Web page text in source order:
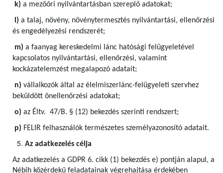
k) a mezőőri nyilvántartásban szereplő adatokat;
l) a talaj, növény, növénytermesztés nyilvántartási, ellenőrzési
és engedélyezési rendszerét;
m) a faanyag kereskedelmi lánc hatósági felügyeletével
kapcsolatos nyilvántartási, ellenőrzési, valamint
kockázatelemzést megalapozó adatait;
n) vállalkozók által az élelmiszerlánc-felügyeleti szervhez
beküldött önellenőrzési adatokat;
o) az Éltv. 47/B. § (12) bekezdés szerinti rendszert;
p) FELIR felhasználók természetes személyazonosító adatait.
Az adatkezelés célja
Az adatkezelés a GDPR 6. cikk (1) bekezdés e) pontján alapul, a
Nébih közérdekű feladatainak végrehajtása érdekében